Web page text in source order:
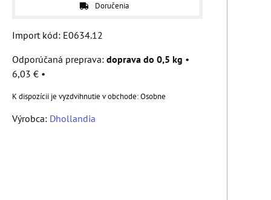
Doručenia
Import kód: E0634.12
doprava do 0,5 kg •
6,03 € •
Osobne
Výrobca: Dhollandia